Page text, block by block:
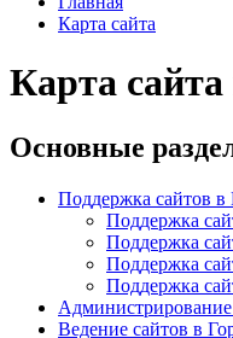
Карта сайта
Карта сайта
Основные
Поддержка сайтов в
Поддержка
Поддержка
Поддержка
Поддержка
Администрирование
Ведение сайтов в